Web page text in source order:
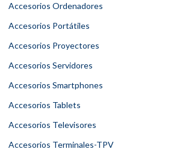
Accesorios Ordenadores
Accesorios Portátiles
Accesorios Proyectores
Accesorios Servidores
Accesorios Smartphones
Accesorios Tablets
Accesorios Televisores
Accesorios Terminales-TPV